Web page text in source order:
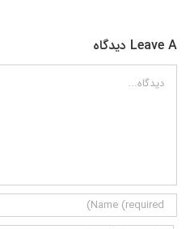
Leave A دیدگاه
دیدگاه